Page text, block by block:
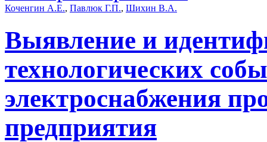
Коченгин А.Е., Павлюк Г.П., Шихин В.А.
Выявление и
технологических
электроснабжения
предприятия